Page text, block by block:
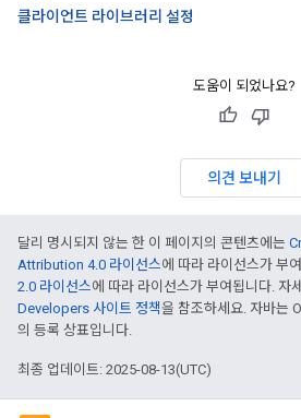
클라이언트 라이브러리 설정
도움이 되었나요?
의견 보내기
달리 명시되지 않는 한 이 페이지의 콘텐츠에는
Attribution 4.0 라이선스에 따라 라이선스가 부
2.0 라이선스에 따라 라이선스가 부여됩니다. 자
Developers 사이트 정책을 참조하세요. 자바는
의 등록 상표입니다.
최종 업데이트: 2025-08-13(UTC)